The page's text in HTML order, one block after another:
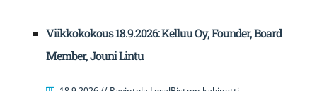
Viikkokokous 18.9.2026: Kelluu Oy, Founder, Board
Member, Jouni Lintu